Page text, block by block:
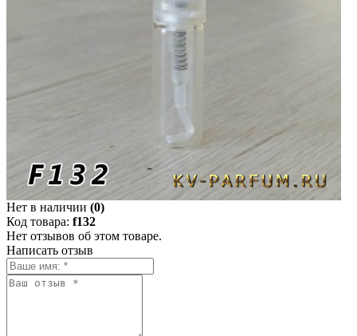
Нет в наличии (0)
Код товара: f132
Нет отзывов об этом товаре.
Написать отзыв